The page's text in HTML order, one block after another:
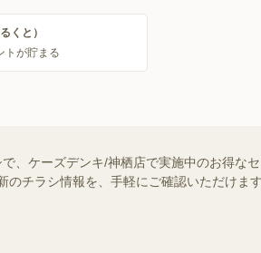
くと）
トが貯まる
、ケーズデンキ/神栖店で実施中のお得な
チラシ情報を、手軽にご確認いただけま